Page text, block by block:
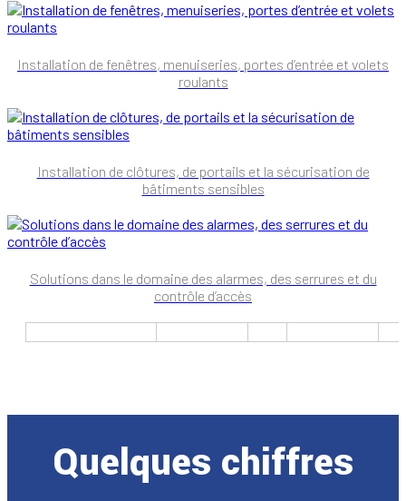
Installation de fenêtres, menuiseries, portes d’entrée et volets
roulants
Installation de clôtures, de portails et la sécurisation de
bâtiments sensibles
Solutions dans le domaine des alarmes, des serrures et du
contrôle d’accès
Quelques chiffres